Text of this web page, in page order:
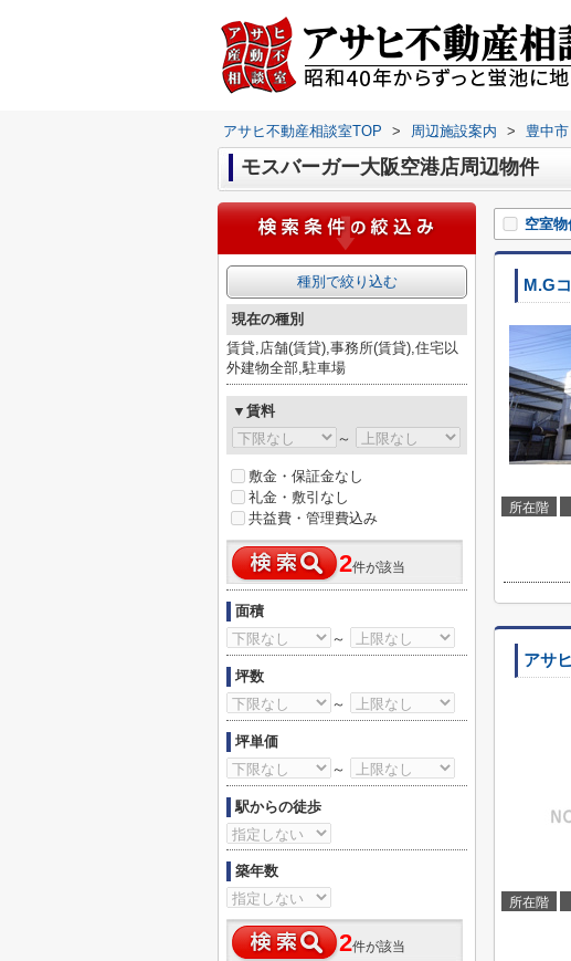
アサヒ不動産相談室TOP > 周辺施設案内 > 豊中市
モスバーガー大阪空港店周辺物件
空室
M.G
所在階
アサ
所在階
種別で絞り込む
現在の種別
賃貸,店舗(賃貸),事務所(賃貸),住宅以
外建物全部,駐車場
▼賃料
～
敷金・保証金なし
礼金・敷引なし
共益費・管理費込み
2件が該当
面積
～
坪数
～
坪単価
～
駅からの徒歩
築年数
2件が該当